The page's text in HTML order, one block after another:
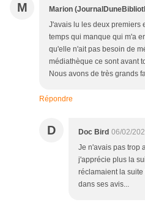
M Marion
J'avais lu les deux premiers
temps qui manque qui m'a
qu'elle n'ait pas besoin de
médiathèque ce sont avant
Nous avons de très grands
Répondre
D Doc Bird 06/02/
Je n'avais pas trop
j'apprécie plus la
réclamaient la
dans ses avis...